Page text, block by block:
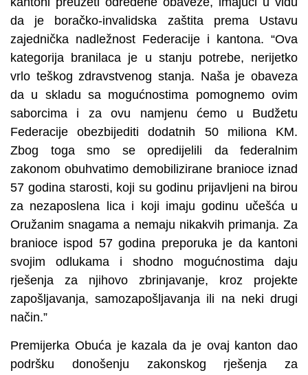
da je boračko-invalidska zaštita prema Ustavu
zajednička nadležnost Federacije i kantona. “Ova
kategorija branilaca je u stanju potrebe, nerijetko
vrlo teškog zdravstvenog stanja. Naša je obaveza
da u skladu sa mogućnostima pomognemo ovim
saborcima i za ovu namjenu ćemo u Budžetu
Federacije obezbijediti dodatnih 50 miliona KM.
Zbog toga smo se opredijelili da federalnim
zakonom obuhvatimo demobilizirane branioce iznad
57 godina starosti, koji su godinu prijavljeni na birou
za nezaposlena lica i koji imaju godinu učešća u
Oružanim snagama a nemaju nikakvih primanja. Za
branioce ispod 57 godina preporuka je da kantoni
svojim odlukama i shodno mogućnostima daju
rješenja za njihovo zbrinjavanje, kroz projekte
zapošljavanja, samozapošljavanja ili na neki drugi
način.”
Premijerka Obuća je kazala da je ovaj kanton dao
podršku donošenju zakonskog rješenja za